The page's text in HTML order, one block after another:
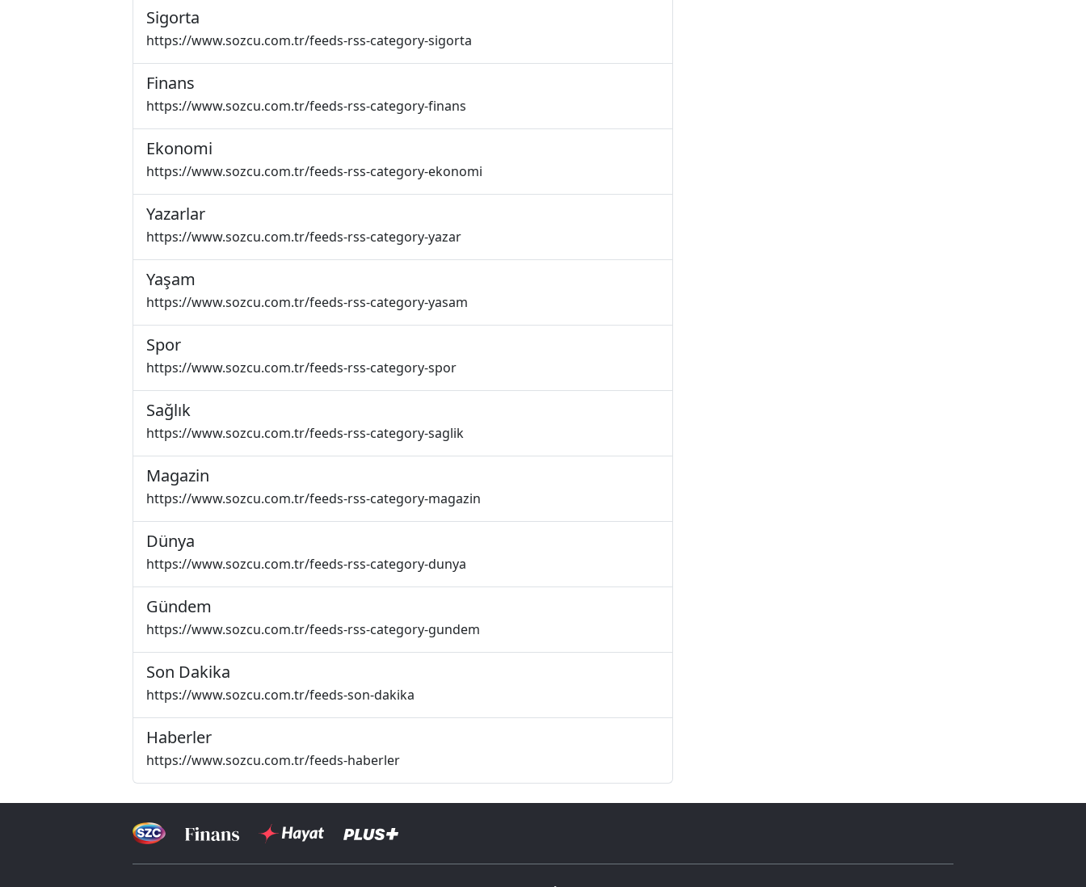
Sigorta
https://www.sozcu.com.tr/feeds-rss-category-sigorta
Finans
https://www.sozcu.com.tr/feeds-rss-category-finans
Ekonomi
https://www.sozcu.com.tr/feeds-rss-category-ekonomi
Yazarlar
https://www.sozcu.com.tr/feeds-rss-category-yazar
Yaşam
https://www.sozcu.com.tr/feeds-rss-category-yasam
Spor
https://www.sozcu.com.tr/feeds-rss-category-spor
Sağlık
https://www.sozcu.com.tr/feeds-rss-category-saglik
Magazin
https://www.sozcu.com.tr/feeds-rss-category-magazin
Dünya
https://www.sozcu.com.tr/feeds-rss-category-dunya
Gündem
https://www.sozcu.com.tr/feeds-rss-category-gundem
Son Dakika
https://www.sozcu.com.tr/feeds-son-dakika
Haberler
https://www.sozcu.com.tr/feeds-haberler